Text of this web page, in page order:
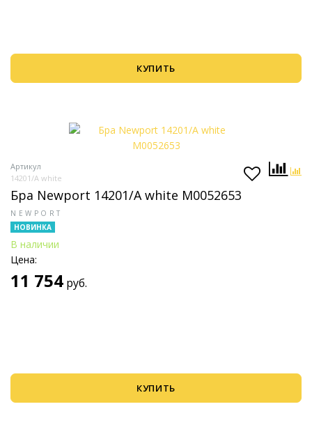
КУПИТЬ
Артикул
14201/A white
Бра Newport 14201/A white М0052653
NEWPORT
НОВИНКА
В наличии
Цена:
11 754 руб.
КУПИТЬ